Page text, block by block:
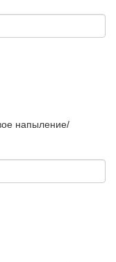
напыление/